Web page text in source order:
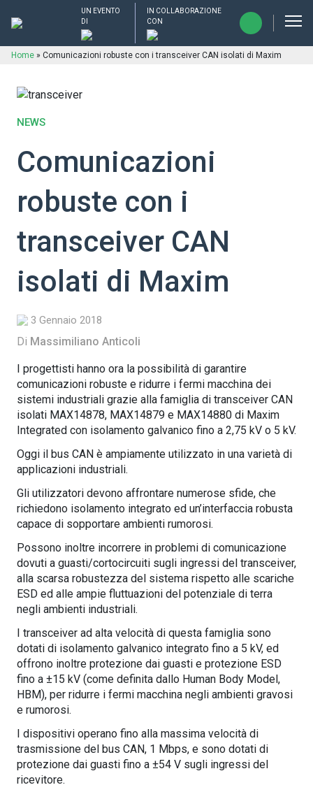
UN EVENTO
DI
IN COLLABORAZIONE
CON
Home » Comunicazioni robuste con i transceiver CAN isolati di Maxim
NEWS
Comunicazioni
robuste con i
transceiver CAN
isolati di Maxim
3 Gennaio 2018
Di Massimiliano Anticoli
I progettisti hanno ora la possibilità di garantire
comunicazioni robuste e ridurre i fermi macchina dei
sistemi industriali grazie alla famiglia di transceiver CAN
isolati MAX14878, MAX14879 e MAX14880 di Maxim
Integrated con isolamento galvanico fino a 2,75 kV o 5 kV.
Oggi il bus CAN è ampiamente utilizzato in una varietà di
applicazioni industriali.
Gli utilizzatori devono affrontare numerose sfide, che
richiedono isolamento integrato ed un’interfaccia robusta
capace di sopportare ambienti rumorosi.
Possono inoltre incorrere in problemi di comunicazione
dovuti a guasti/cortocircuiti sugli ingressi del transceiver,
alla scarsa robustezza del sistema rispetto alle scariche
ESD ed alle ampie fluttuazioni del potenziale di terra
negli ambienti industriali.
I transceiver ad alta velocità di questa famiglia sono
dotati di isolamento galvanico integrato fino a 5 kV, ed
offrono inoltre protezione dai guasti e protezione ESD
fino a ±15 kV (come definita dallo Human Body Model,
HBM), per ridurre i fermi macchina negli ambienti gravosi
e rumorosi.
I dispositivi operano fino alla massima velocità di
trasmissione del bus CAN, 1 Mbps, e sono dotati di
protezione dai guasti fino a ±54 V sugli ingressi del
ricevitore.